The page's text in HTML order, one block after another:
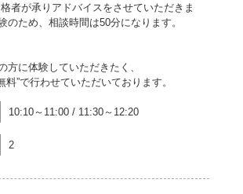
者が承りアドバイスをさせていただきま
のため、相談時間は50分になります。
方に体験していただきたく、
料”で行わせていただいております。
10:10～11:00 / 11:30～12:20
2